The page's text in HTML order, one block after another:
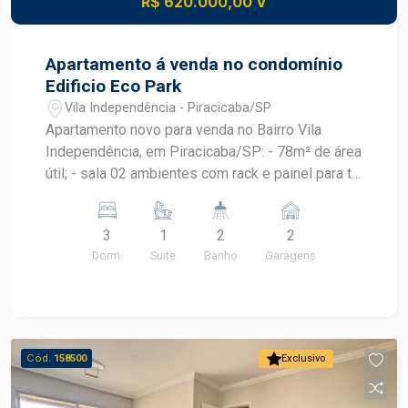
Apartamento á venda no condomínio
Edificio Eco Park
Vila Independência - Piracicaba/SP
Apartamento novo para venda no Bairro Vila
Independência, em Piracicaba/SP: - 78m² de área
útil; - sala 02 ambientes com rack e painel para tv;
armário planejado; - 03 dormitórios todos com
armário embutido, sendo 01 suíte; - 02 banheiros
com cuba: social e da suíte; - Varanda gourmet
Piscina na cobertura com vista incrível para a
cidade, perfeito para relaxar e socializar.
Localização: próximo a serviços, transporte
3
Dorm.
1
Suite
2
Banho
2
Garagens
Exclusivo
Cód. 158500